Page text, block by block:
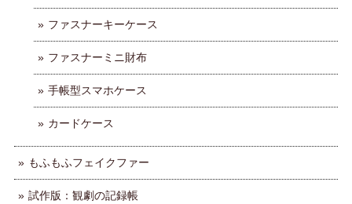
ファスナーキーケース
ファスナーミニ財布
手帳型スマホケース
カードケース
もふもふフェイクファー
試作版：観劇の記録帳